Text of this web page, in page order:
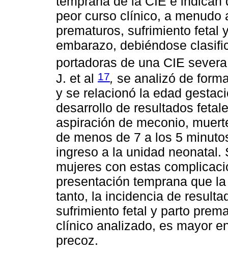
peor curso clínico, a menudo
prematuros, sufrimiento fetal
embarazo, debiéndose
portadoras de una CIE
J. et al 17, se analizó de
y se relacionó la edad
desarrollo de resultados
aspiración de meconio,
de menos de 7 a los 5
ingreso a la unidad
mujeres con estas
presentación temprana que
tanto, la incidencia de
sufrimiento fetal y parto
clínico analizado, es mayor
precoz.